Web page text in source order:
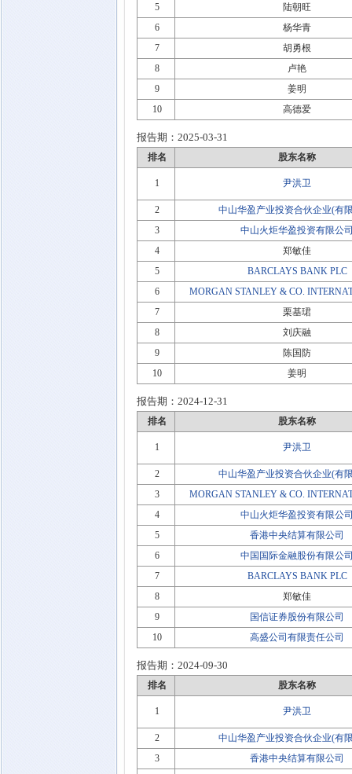
5
陆朝旺
6
杨华青
7
胡勇根
8
卢艳
9
姜明
10
高德爱
报告期： 2025-03-31
排名 股东名称
1 尹洪卫
2
中山华盈产业投资合伙企业(有
3
中山火炬华盈投资有限公
4
郑敏佳
5
BARCLAYS BANK PLC
6
MORGAN STANLEY & CO.
7
栗基珺
8
刘庆融
9
陈国防
10
姜明
报告期： 2024-12-31
排名 股东名称
1 尹洪卫
2
中山华盈产业投资合伙企业(有
3
MORGAN STANLEY & CO.
4
中山火炬华盈投资有限公
5
香港中央结算有限公司
6
中国国际金融股份有限公
7
BARCLAYS BANK PLC
8
郑敏佳
9
国信证券股份有限公司
10
高盛公司有限责任公司
报告期： 2024-09-30
排名 股东名称
1 尹洪卫
2
中山华盈产业投资合伙企业(有
3
香港中央结算有限公司